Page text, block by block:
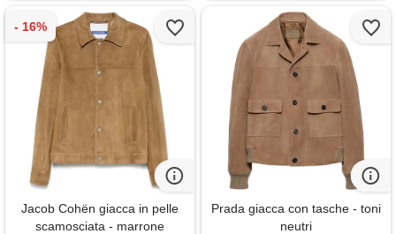
Jacob Cohën giacca in pelle
scamosciata - marrone
Prada giacca con tasche - toni
neutri